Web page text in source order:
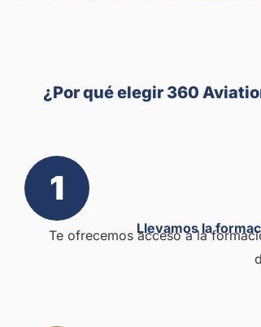
¿Por qué elegir 360
1
Llevamos la
Te ofrecemos acceso a la